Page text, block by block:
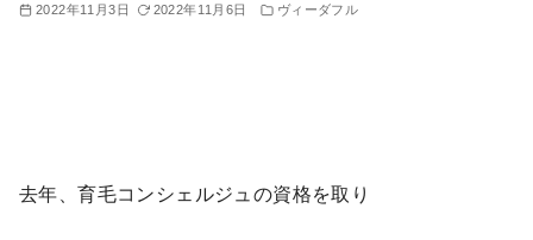
2022年11月3日 2022年11月6日 ヴィーダフル
去年、育毛コンシェルジュの資格を取り